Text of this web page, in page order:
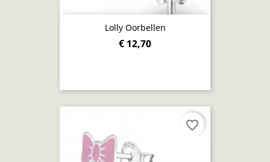
Lolly Oorbellen
€ 12,70
favorite_border